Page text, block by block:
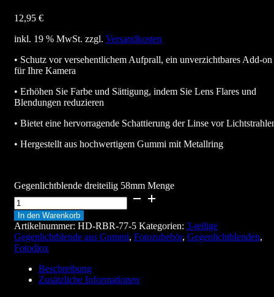
12,95 €
inkl. 19 % MwSt. zzgl. Versandkosten
• Schutz vor versehentlichem Aufprall, ein unverzichtbares Add-on
für Ihre Kamera
• Erhöhen Sie Farbe und Sättigung, indem Sie Lens Flares und
Blendungen reduzieren
• Bietet eine hervorragende Schattierung der Linse vor
• Hergestellt aus hochwertigem Gummi mit Metallring
Gegenlichtblende dreiteilig 58mm Menge
In den Warenkorb
Artikelnummer: HD-RBR-77-5 Kategorien: 3-teilige
Gegenlichtblende aus Gummi, Fotozubehör, Gegenlichtblenden,
Fotodiox
Beschreibung
Zusätzliche Informationen